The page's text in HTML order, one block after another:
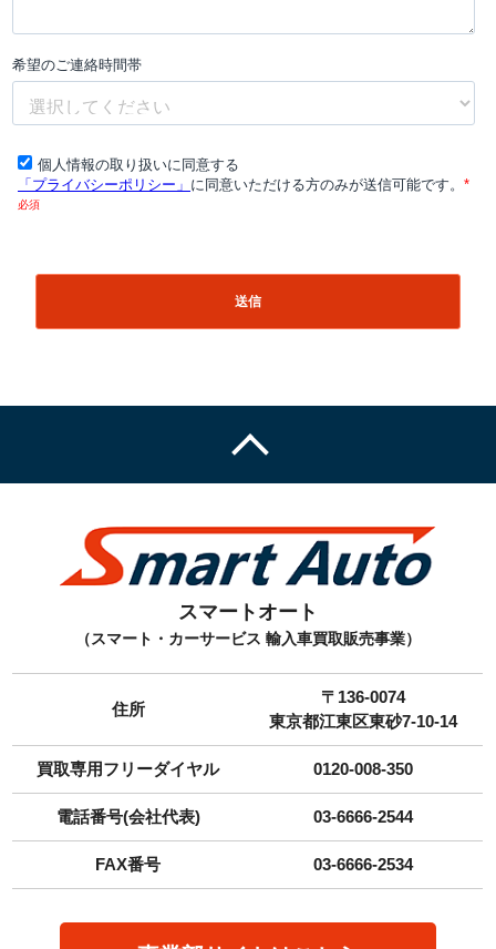
スマートオート
（スマート・カーサービス 輸入車買取販売事業）
住所
〒136-0074
東京都江東区東砂7-10-14
買取専用フリーダイヤル 0120-008-350
電話番号(会社代表) 03-6666-2544
FAX番号 03-6666-2534